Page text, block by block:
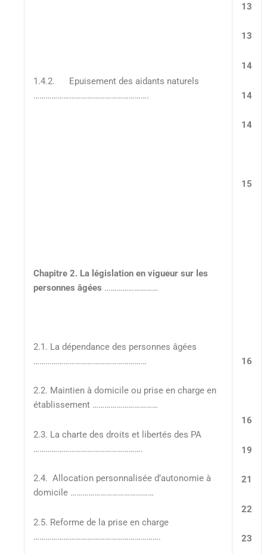
1.4.2. Epuisement des aidants naturels
………………………………………………….
Chapitre 2. La législation en vigueur sur les
personnes âgées ………………………
2.1. La dépendance des personnes âgées
…………………………………………………
2.2. Maintien à domicile ou prise en charge en
établissement ……………………………
2.3. La charte des droits et libertés des PA
……………………………………………….
2.4. Allocation personnalisée d’autonomie à
domicile ……………………………………
2.5. Reforme de la prise en charge
……………………………………………………….
13
13
14
14
14
15
16
16
19
21
22
23